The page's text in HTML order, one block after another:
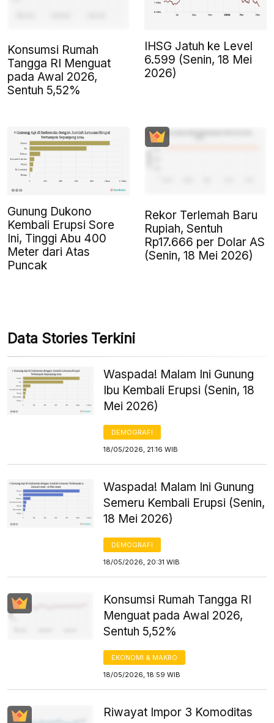
Konsumsi Rumah
Tangga RI Menguat
pada Awal 2026,
Sentuh 5,52%
IHSG Jatuh ke Level
6.599 (Senin, 18 Mei
2026)
Gunung Dukono
Kembali Erupsi Sore
Ini, Tinggi Abu 400
Meter dari Atas
Puncak
Rekor Terlemah Baru
Rupiah, Sentuh
Rp17.666 per Dolar AS
(Senin, 18 Mei 2026)
Data Stories Terkini
Waspada! Malam Ini Gunung
Ibu Kembali Erupsi (Senin, 18
Mei 2026)
DEMOGRAFI
18/05/2026, 21:16 WIB
Waspada! Malam Ini Gunung
Semeru Kembali Erupsi (Senin,
18 Mei 2026)
DEMOGRAFI
18/05/2026, 20:31 WIB
Konsumsi Rumah Tangga RI
Menguat pada Awal 2026,
Sentuh 5,52%
EKONOMI & MAKRO
18/05/2026, 18:59 WIB
Riwayat Impor 3 Komoditas